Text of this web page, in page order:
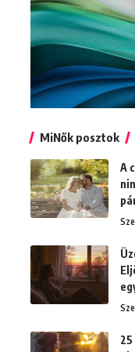
MiNők posztok
A